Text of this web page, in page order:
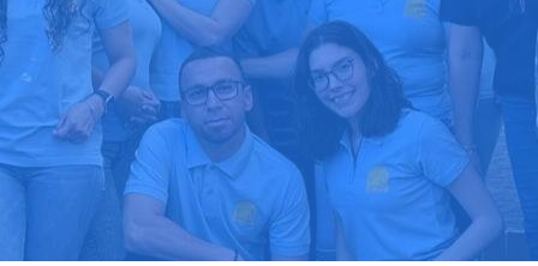
Pide tu presupuesto gratis
Llama hoy: 919 03 52 24
Más de 1000 clientes confían en nosotros
⭐⭐⭐⭐⭐